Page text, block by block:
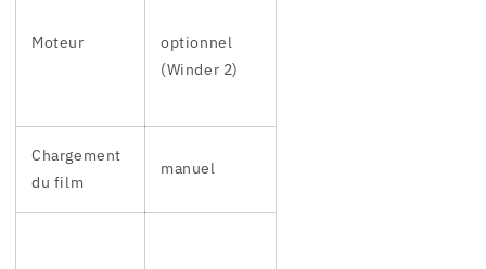
Moteur
optionnel
(Winder 2)
Chargement
du film
manuel